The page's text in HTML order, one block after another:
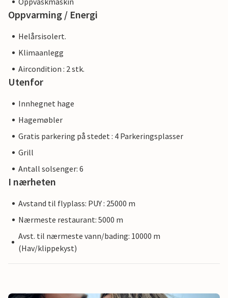
Oppvarming / Energi
Helårsisolert.
Klimaanlegg
Aircondition : 2 stk.
Utenfor
Innhegnet hage
Hagemøbler
Gratis parkering på stedet : 4 Parkeringsplasser
Grill
Antall solsenger: 6
I nærheten
Avstand til flyplass: PUY : 25000 m
Nærmeste restaurant: 5000 m
Avst. til nærmeste vann/bading: 10000 m
(Hav/klippekyst)